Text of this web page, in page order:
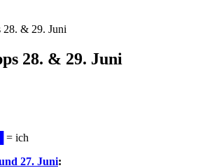
& 29. Juni
28. & 29. Juni
= ich
27. Juni: